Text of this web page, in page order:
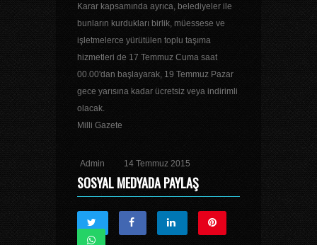
Karar kapsamında ayrıca, belediyeler ile
bunların kurdukları birlik, müessese ve
işletmelerce yürütülen toplu taşıma
hizmetleri de 17 Temmuz Cuma saat
00.00'dan başlayarak, 19 Temmuz Pazar
gece yarısına kadar ücretsiz veya indirimli
olacak.
Milli Gazete
Admin 14 Temmuz 2015
SOSYAL MEDYADA PAYLAŞ